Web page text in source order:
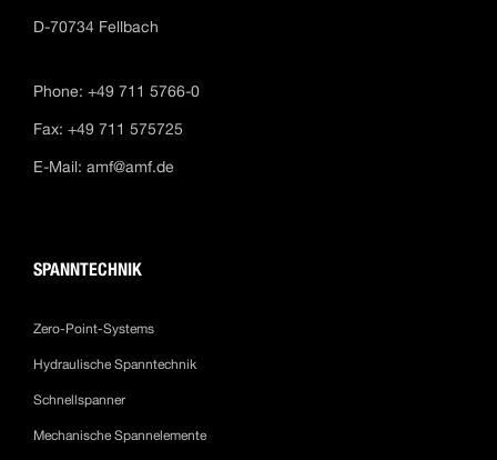
D-70734 Fellbach
Phone: +49 711 5766-0
Fax: +49 711 575725
E-Mail: amf@amf.de
SPANNTECHNIK
Zero-Point-Systems
Hydraulische Spanntechnik
Schnellspanner
Mechanische Spannelemente